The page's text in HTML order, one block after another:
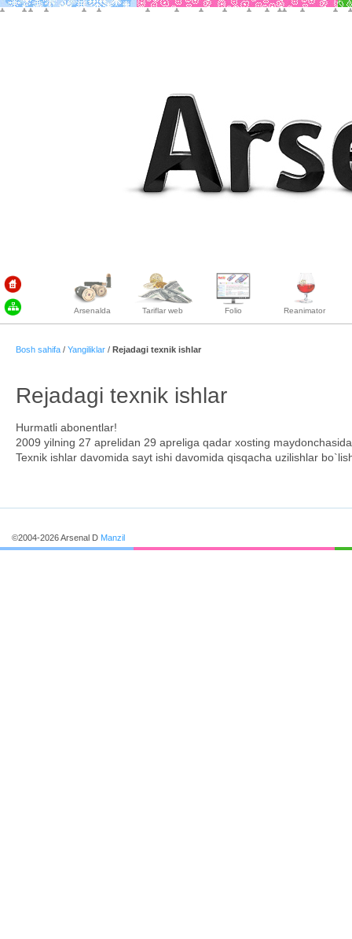
Arsenalda Tariflar web Folio Reanimator
Bosh sahifa / Yangiliklar / Rejadagi texnik ishlar
Rejadagi texnik ishlar
Hurmatli abonentlar!
2009 yilning 27 aprelidan 29 apreliga qadar xosting
Texnik ishlar davomida sayt ishi davomida qisqacha uzilishlar
©2004-2026 Arsenal D Manzil